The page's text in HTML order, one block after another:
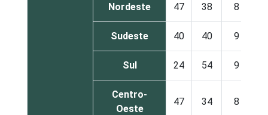
Nordeste 47 38 8
Sudeste 40 40 9
Sul 24 54 9
Centro-
Oeste
47 34 8